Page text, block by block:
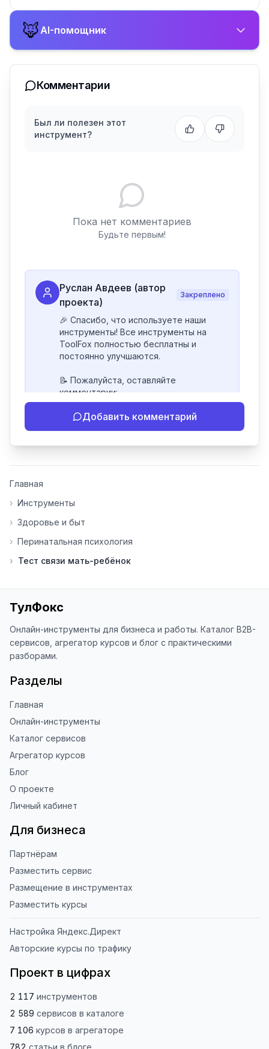
🦊AI-помощник
Комментарии
Был ли полезен этот
инструмент?
Пока нет комментариев
Будьте первым!
Руслан Авдеев (автор
проекта)
Закреплено
🎉 Спасибо, что используете наши
инструменты! Все инструменты на
ToolFox полностью бесплатны и
постоянно улучшаются.
📝 Пожалуйста, оставляйте
комментарии:
- Если инструмент работает
некорректно
инструменты нуждаются в доработке.
основе вашей обратной связи.
благодарен за отзыв о сайте в
наши инструменты!
Благодарю за доверие и
использование ToolFox! 🚀
Добавить комментарий
Главная
› Инструменты
› Здоровье и быт
› Перинатальная психология
› Тест связи мать-ребёнок
ТулФокс
Онлайн-инструменты для бизнеса и работы. Каталог B2B-
сервисов, агрегатор курсов и блог с практическими
разборами.
Разделы
Главная
Онлайн-инструменты
Каталог сервисов
Агрегатор курсов
Блог
О проекте
Личный кабинет
Для бизнеса
Партнёрам
Разместить сервис
Размещение в инструментах
Разместить курсы
Настройка Яндекс.Директ
Авторские курсы по трафику
Проект в цифрах
2 117 инструментов
2 589 сервисов в каталоге
7 106 курсов в агрегаторе
782 статьи в блоге